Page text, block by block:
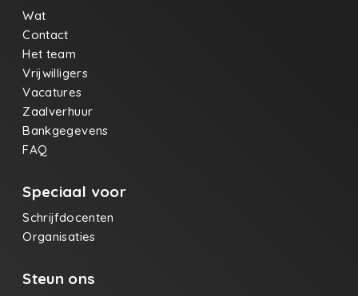
Wat
Contact
Het team
Vrijwilligers
Vacatures
Zaalverhuur
Bankgegevens
FAQ
Speciaal voor
Schrijfdocenten
Organisaties
Steun ons